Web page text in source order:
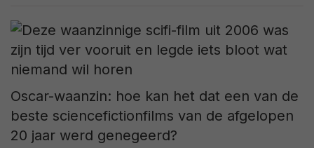
Oscar-waanzin: hoe kan het dat een van de
beste sciencefictionfilms van de afgelopen
20 jaar werd genegeerd?